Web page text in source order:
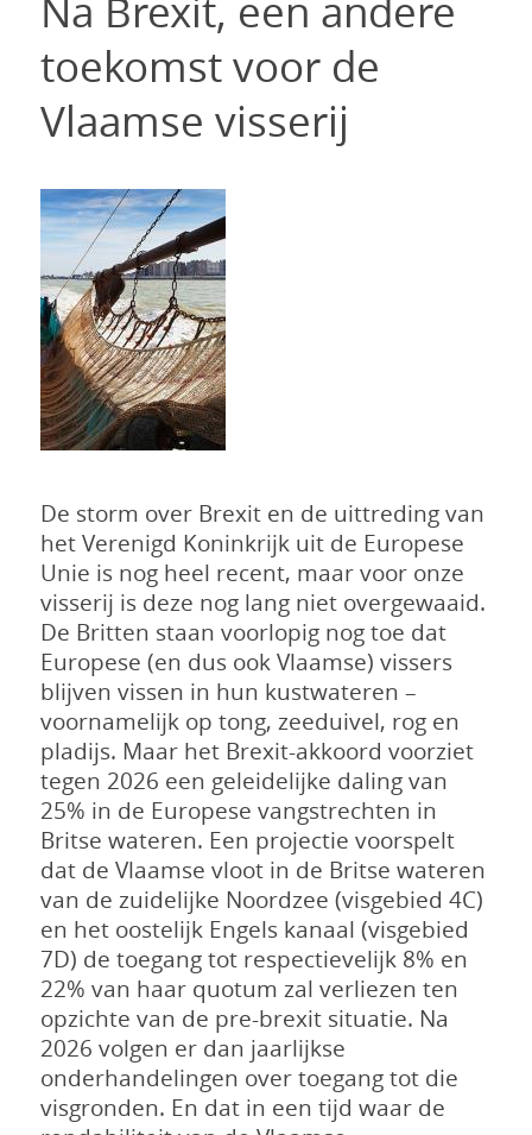
Na Brexit, een andere
toekomst voor de
Vlaamse visserij
De storm over Brexit en de uittreding van
het Verenigd Koninkrijk uit de Europese
Unie is nog heel recent, maar voor onze
visserij is deze nog lang niet overgewaaid.
De Britten staan voorlopig nog toe dat
Europese (en dus ook Vlaamse) vissers
blijven vissen in hun kustwateren –
voornamelijk op tong, zeeduivel, rog en
pladijs. Maar het Brexit-akkoord voorziet
tegen 2026 een geleidelijke daling van
25% in de Europese vangstrechten in
Britse wateren. Een projectie voorspelt
dat de Vlaamse vloot in de Britse wateren
van de zuidelijke Noordzee (visgebied 4C)
en het oostelijk Engels kanaal (visgebied
7D) de toegang tot respectievelijk 8% en
22% van haar quotum zal verliezen ten
opzichte van de pre-brexit situatie. Na
2026 volgen er dan jaarlijkse
onderhandelingen over toegang tot die
visgronden. En dat in een tijd waar de